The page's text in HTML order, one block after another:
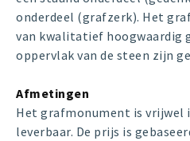
onderdeel (grafzerk). Het
van kwalitatief hoogwaardig
oppervlak van de steen zijn
Afmetingen
Het grafmonument is vrijwel
leverbaar. De prijs is